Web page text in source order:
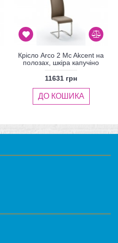
Крісло Arco 2 Mc Akcent на
полозах, шкіра капучіно
11631 грн
ДО КОШИКА